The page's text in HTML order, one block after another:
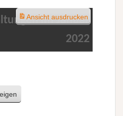
im Januar
2022
Ansichtausdrucken